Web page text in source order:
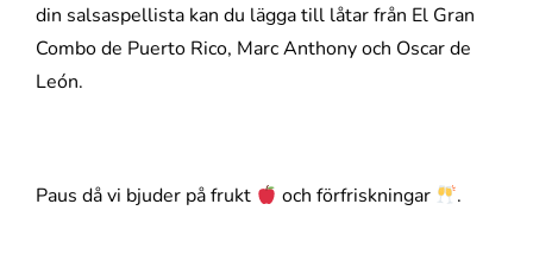
din salsaspellista kan du lägga till låtar från El Gran
Combo de Puerto Rico, Marc Anthony och Oscar de
León.
Paus då vi bjuder på frukt och förfriskningar .